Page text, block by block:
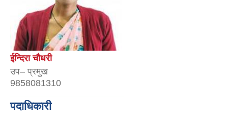
ईन्दिरा चौधरी
उप– प्रमुख
9858081310
पदाधिकारी